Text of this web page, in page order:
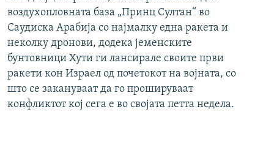
воздухопловната база „Принц Султан“ во
Саудиска Арабија со најмалку една ракета и
неколку дронови, додека јеменските
бунтовници Хути ги лансирале своите први
ракети кон Израел од почетокот на војната, со
што се закануваат да го прошируваат
конфликтот кој сега е во својата петта недела.